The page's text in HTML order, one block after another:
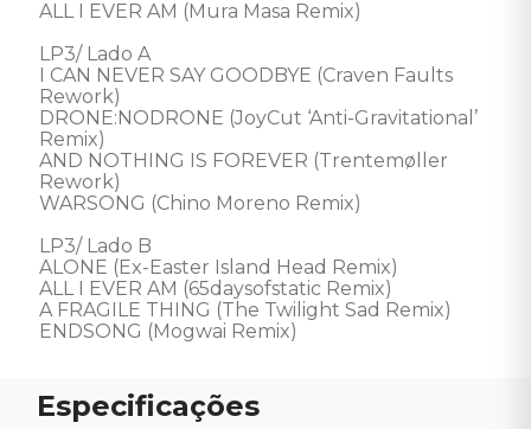
ALL I EVER AM (Mura Masa Remix)
LP3/ Lado A
I CAN NEVER SAY GOODBYE (Craven Faults
Rework)
DRONE:NODRONE (JoyCut ‘Anti-Gravitational’
Remix)
AND NOTHING IS FOREVER (Trentemøller
Rework)
WARSONG (Chino Moreno Remix)
LP3/ Lado B
ALONE (Ex-Easter Island Head Remix)
ALL I EVER AM (65daysofstatic Remix)
A FRAGILE THING (The Twilight Sad Remix)
ENDSONG (Mogwai Remix)